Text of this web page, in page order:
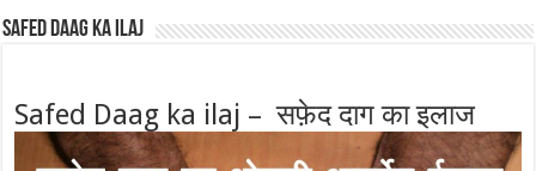
Safed Daag ka ilaj
Safed Daag ka ilaj – सफ़ेद दाग का इलाज